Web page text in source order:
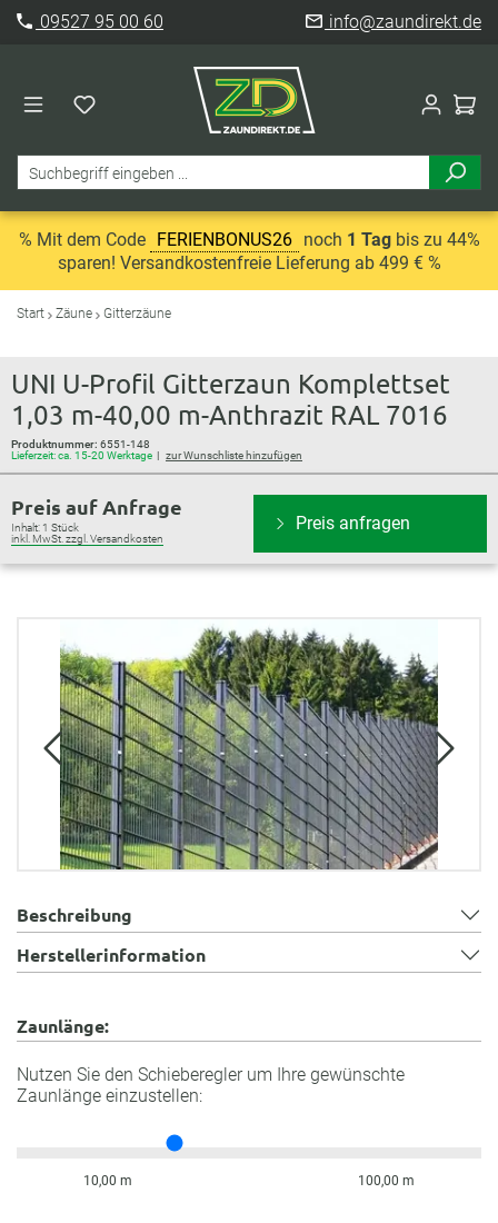
09527 95 00 60 info@zaundirekt.de
% Mit dem Code FERIENBONUS26 noch 1 Tagbis zu 44%
sparen! Versandkostenfreie Lieferung ab 499 € %
Start Zäune Gitterzäune
UNI U-Profil Gitterzaun Komplettset
1,03 m-40,00 m-Anthrazit RAL 7016
Produktnummer: 6551-148
Lieferzeit: ca. 15-20 Werktage
zur Wunschliste hinzufügen
Preis auf Anfrage
Inhalt: 1 Stück
inkl. MwSt. zzgl. Versandkosten
Preis anfragen
Beschreibung
Herstellerinformation
Zaunlänge:
Nutzen Sie den Schieberegler um Ihre gewünschte
Zaunlänge einzustellen:
10,00 m 100,00 m